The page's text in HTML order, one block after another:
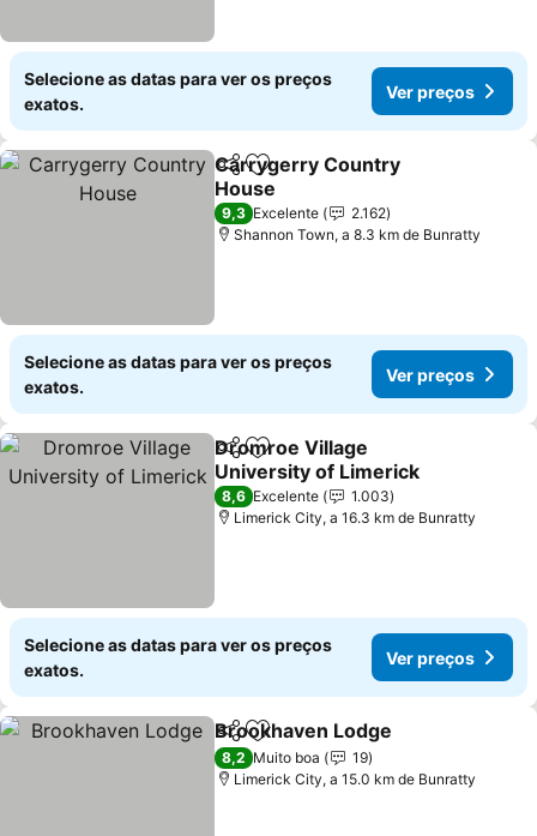
Selecione as datas para ver os preços
exatos.
Ver preços
PartilharAdicionar aos favoritos
Carrygerry Country
House
Ver preços
9,3 Excelente
2.162
Shannon Town, a 8.3 km de Bunratty
Selecione as datas para ver os preços
exatos.
Ver preços
PartilharAdicionar aos favoritos
Dromroe Village
University of Limerick
Ver preços
8,6 Excelente
1.003
Limerick City, a 16.3 km de Bunratty
Selecione as datas para ver os preços
exatos.
Ver preços
PartilharAdicionar aos favoritos
Brookhaven Lodge
8,2 Muito boa
19
Limerick City, a 15.0 km de Bunratty